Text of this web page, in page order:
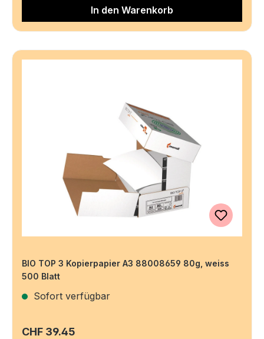
In den Warenkorb
BIO TOP 3 Kopierpapier A3 88008659 80g, weiss
500 Blatt
Sofort verfügbar
Regulärer Preis:
CHF 39.45